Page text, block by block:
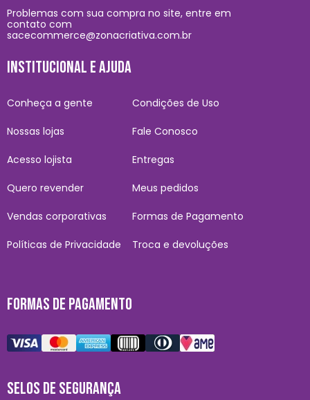
Problemas com sua compra no site, entre em
contato com
sacecommerce@zonacriativa.com.br
INSTITUCIONAL E AJUDA
Conheça a gente
Nossas lojas
Acesso lojista
Quero revender
Vendas corporativas
Políticas de Privacidade
Condições de Uso
Fale Conosco
Entregas
Meus pedidos
Formas de Pagamento
Troca e devoluções
FORMAS DE PAGAMENTO
SELOS DE SEGURANÇA